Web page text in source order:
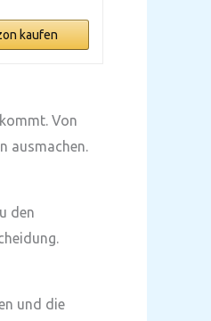
kaufen
Von
ausmachen.
den
und die